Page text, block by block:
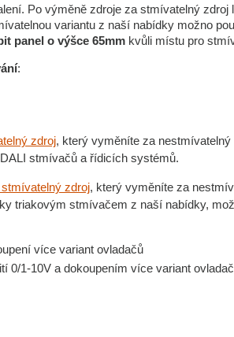
Po výměně zdroje za stmívatelný zdroj
variantu z naší nabídky možno
panel o výšce 65mm kvůli místu pro
:
zdroj, který vyměníte za nestmívatelný
stmívačů a řídicích systémů.
zdroj, který vyměníte za
triakovým stmívačem z naší nabídky,
více variant ovladačů
0/1-10V a dokoupením více variant